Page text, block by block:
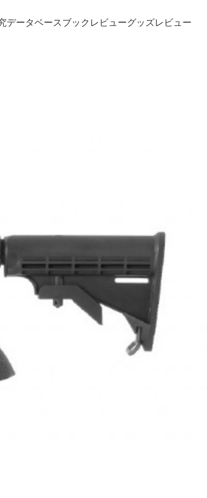
データベースブックレビューグッズレビュー